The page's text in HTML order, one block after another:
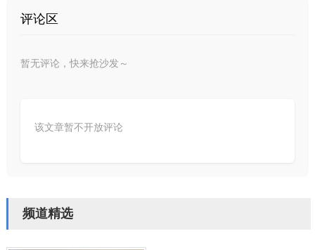
评论区
暂无评论，快来抢沙发～
该文章暂不开放评论
频道精选